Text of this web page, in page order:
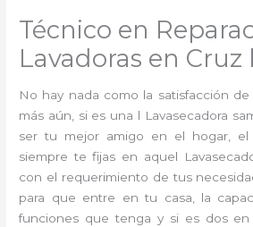
Técnico en
Lavadoras en Cruz
No hay nada como la satisfacción
más aún, si es una l Lavasecadora
ser tu mejor amigo en el hogar,
siempre te fijas en aquel
con el requerimiento de tus
para que entre en tu casa, la
funciones que tenga y si es dos